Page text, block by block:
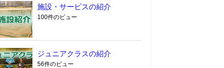
施設・サービスの紹介
100件のビュー
ジュニアクラスの紹介
56件のビュー